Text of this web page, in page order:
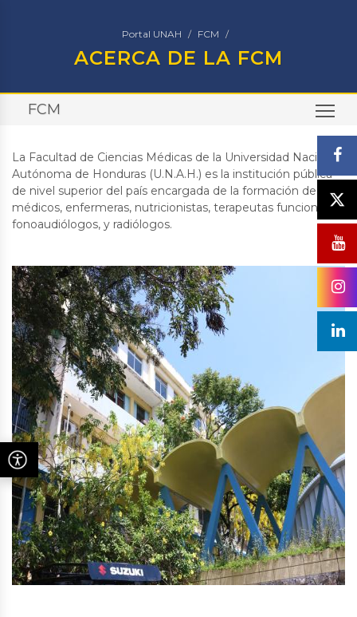
Portal UNAH FCM
ACERCA DE LA FCM
FCM
La Facultad de Ciencias Médicas de la Universidad Nacional
Autónoma de Honduras (U.N.A.H.) es la institución pública
de nivel superior del país encargada de la formación de
médicos, enfermeras, nutricionistas, terapeutas funcionales,
fonoaudiólogos, y radiólogos.